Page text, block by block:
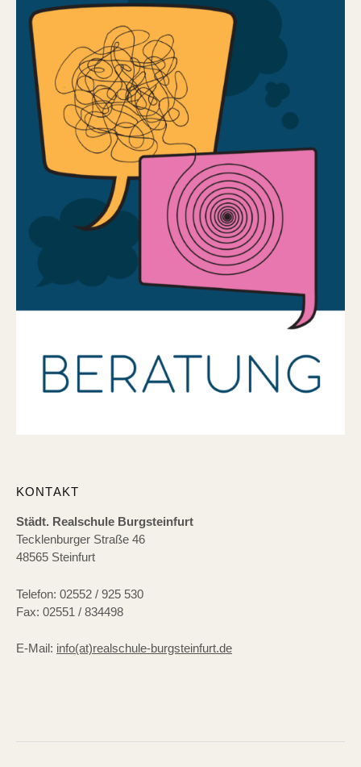
KONTAKT
Städt. Realschule Burgsteinfurt
Tecklenburger Straße 46
48565 Steinfurt
Telefon: 02552 / 925 530
Fax: 02551 / 834498
E-Mail: info(at)realschule-burgsteinfurt.de